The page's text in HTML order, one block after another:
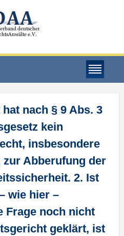
nach § 9 Abs. 3
kein
insbesondere
Abberufung der
2. Ist
wie hier –
Frage noch nicht
geklärt, ist